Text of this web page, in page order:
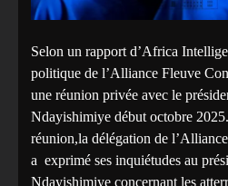
‎‎Selon un rapport d’Africa
politique de l’Alliance Fleuve
une réunion privée avec le
Ndayishimiye début octobre
réunion,la délégation de
a exprimé ses inquiétudes au
Ndayishimiye concernant les